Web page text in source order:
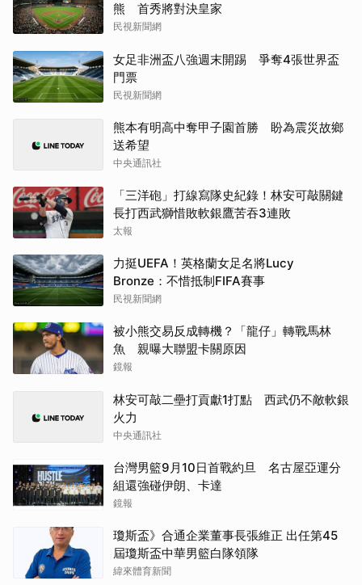
熊 首秀將對決皇家
民視新聞網
女足非洲盃八強週末開踢 爭奪4張世界盃
門票
民視新聞網
熊本有明高中奪甲子園首勝 盼為震災故鄉
送希望
中央通訊社
「三洋砲」打線寫隊史紀錄！林安可敲關鍵
長打西武獅惜敗軟銀鷹苦吞3連敗
太報
力挺UEFA！英格蘭女足名將Lucy
Bronze：不惜抵制FIFA賽事
民視新聞網
被小熊交易反成轉機？「龍仔」轉戰馬林
魚 親曝大聯盟卡關原因
鏡報
林安可敲二壘打貢獻1打點 西武仍不敵軟銀
火力
中央通訊社
台灣男籃9月10日首戰約旦 名古屋亞運分
組還強碰伊朗、卡達
鏡報
瓊斯盃》合通企業董事長張維正 出任第45
屆瓊斯盃中華男籃白隊領隊
緯來體育新聞